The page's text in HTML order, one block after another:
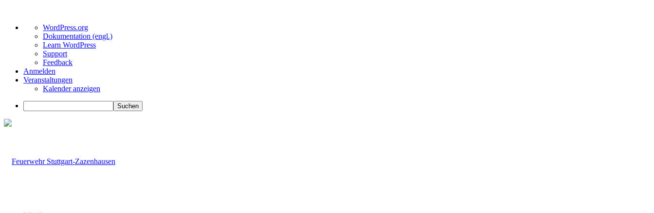
Über
WordPress
WordPress.org
Dokumentation (engl.)
Learn WordPress
Support
Feedback
Anmelden
Veranstaltungen
Kalender anzeigen
Suchen